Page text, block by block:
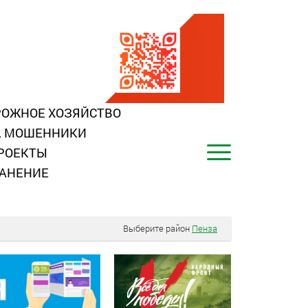
ХОЗЯЙСТВО
МОШЕННИКИ
Выберите район Пенза